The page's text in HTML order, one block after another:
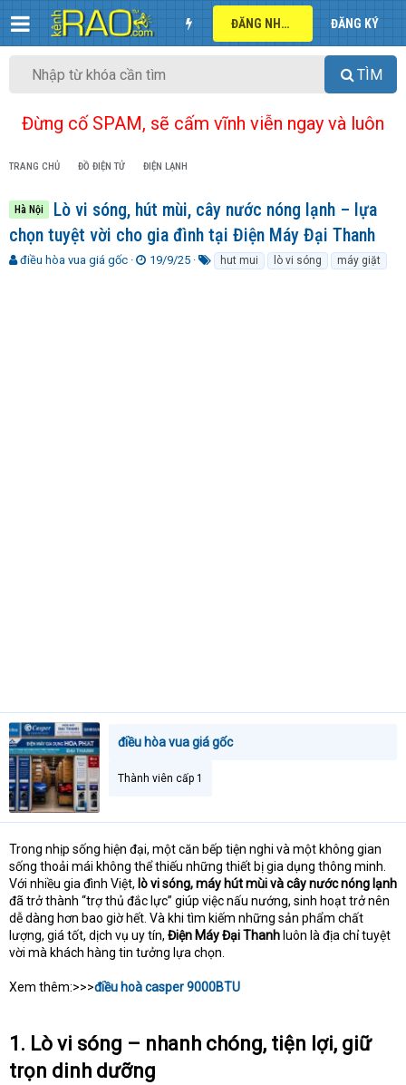
ĐĂNG NHẬP ĐĂNG KÝ
TÌM
Đừng cố SPAM, sẽ cấm vĩnh viễn ngay và luôn
TRANG CHỦ ĐỒ ĐIỆN TỬ ĐIỆN LẠNH
Hà Nội
Lò vi sóng, hút mùi, cây nước nóng lạnh – lựa
chọn tuyệt vời cho gia đình tại Điện Máy Đại Thanh
T
điều hòa vua giá gốc
N
19/9/25 hut mui lò vi sóng máy giặt
điều hòa vua giá gốc
Thành viên cấp 1
Trong nhịp sống hiện đại, một căn bếp tiện nghi và một không gian
sống thoải mái không thể thiếu những thiết bị gia dụng thông minh.
Với nhiều gia đình Việt, lò vi sóng, máy hút mùi và cây nước nóng lạnh
đã trở thành “trợ thủ đắc lực” giúp việc nấu nướng, sinh hoạt trở nên
dễ dàng hơn bao giờ hết. Và khi tìm kiếm những sản phẩm chất
lượng, giá tốt, dịch vụ uy tín, Điện Máy Đại Thanh luôn là địa chỉ tuyệt
vời mà khách hàng tin tưởng lựa chọn.
Xem thêm:>>>điều hoà casper 9000BTU
1. Lò vi sóng – nhanh chóng, tiện lợi, giữ
trọn dinh dưỡng